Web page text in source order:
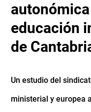
educación
de
Un estudio del
ministerial y europea